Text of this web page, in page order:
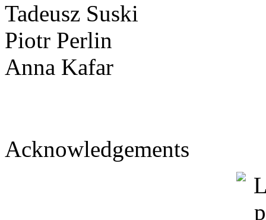
Tadeusz Suski
Piotr Perlin
Anna Kafar
Acknowledgements